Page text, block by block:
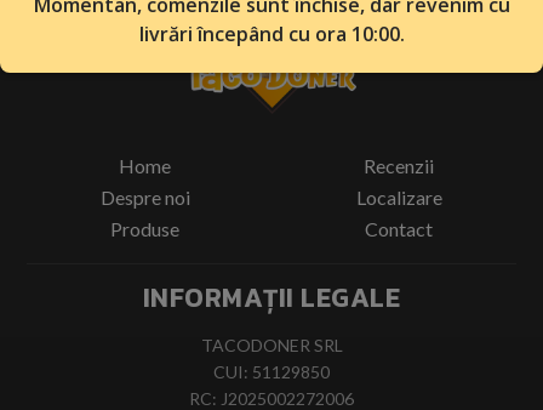
Home
Despre noi
Produse
Recenzii
Localizare
Contact
INFORMAȚII LEGALE
TACODONER SRL
CUI: 51129850
RC: J2025002272006
livrări începând cu ora 10:00.